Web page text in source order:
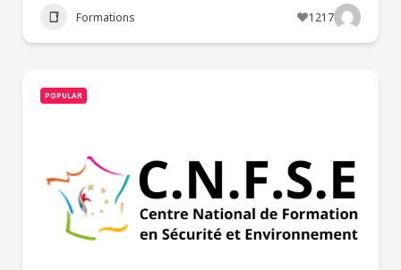
Formations 1217
POPULAR